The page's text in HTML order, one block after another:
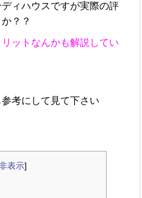
ィハウスですが実際の評
？？
ットなんかも解説してい
考にして見て下さい
表示]